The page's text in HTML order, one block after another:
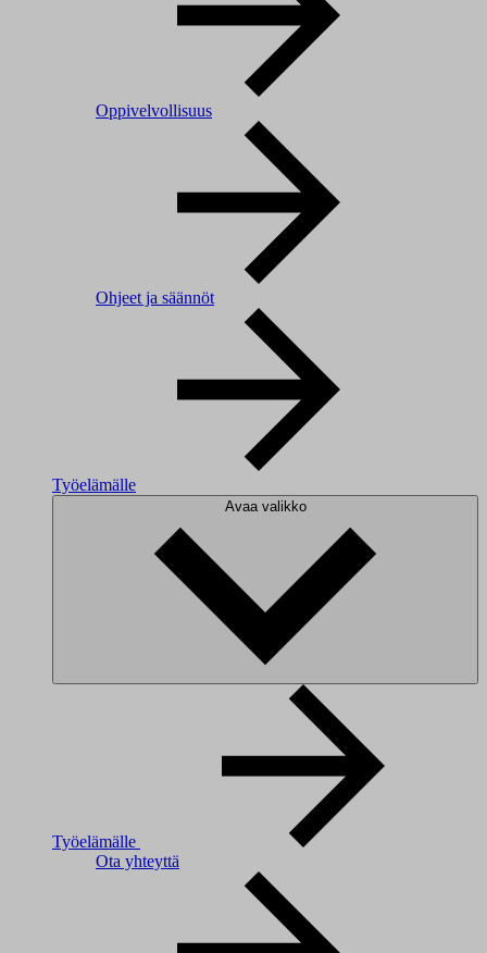
Oppivelvollisuus
Ohjeet ja säännöt
Työelämälle
Avaa valikko
Työelämälle
Ota yhteyttä